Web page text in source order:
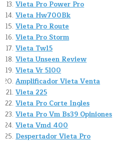
Vieta Pro Power Pro
Vieta Hw700Bk
Vieta Pro Route
Vieta Pro Storm
Vieta Tw15
Vieta Unseen Review
Vieta Vr 5100
Amplificador Vieta Venta
Vieta 225
Vieta Pro Corte Ingles
Vieta Pro Vm Bs39 Opiniones
Vieta Vmd 400
Despertador Vieta Pro